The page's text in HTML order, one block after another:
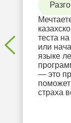
теста
или
языке
— это
поможет
страха